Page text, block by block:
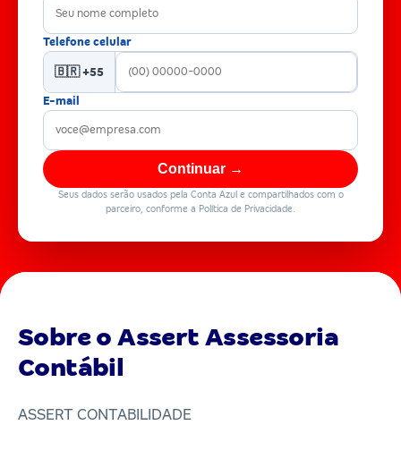
Telefone celular
🇧🇷 +55
E-mail
Continuar →
Seus dados serão usados pela Conta Azul e compartilhados com o
parceiro, conforme a Política de Privacidade.
Sobre o Assert Assessoria
Contábil
ASSERT CONTABILIDADE